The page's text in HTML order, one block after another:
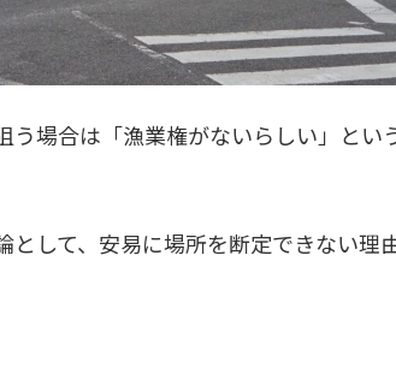
場合は「漁業権がないらしい」とい
して、安易に場所を断定できない理